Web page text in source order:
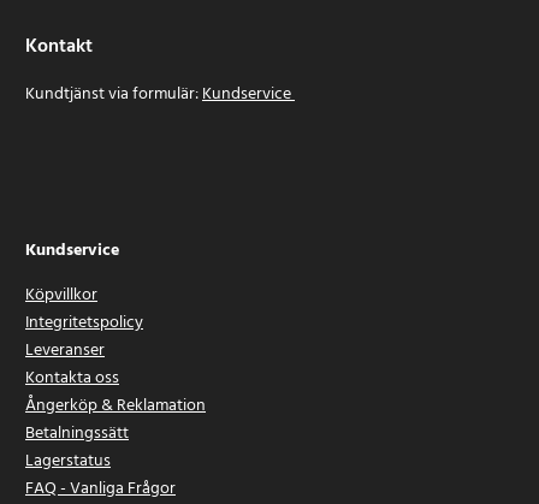
Kontakt
Kundtjänst via formulär:Kundservice
Kundservice
Köpvillkor
Integritetspolicy
Leveranser
Kontakta oss
Ångerköp & Reklamation
Betalningssätt
Lagerstatus
FAQ - Vanliga Frågor